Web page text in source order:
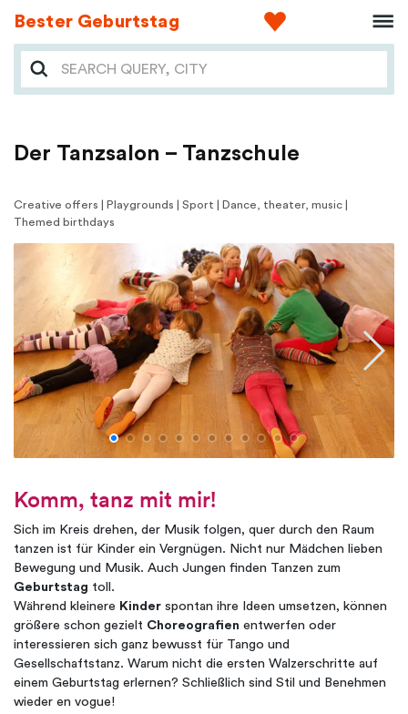
Bester Geburtstag
Der Tanzsalon – Tanzschule
Creative offers | Playgrounds | Sport | Dance, theater, music |
Themed birthdays
Komm, tanz mit mir!
Sich im Kreis drehen, der Musik folgen, quer durch den Raum
tanzen ist für Kinder ein Vergnügen. Nicht nur Mädchen lieben
Bewegung und Musik. Auch Jungen finden Tanzen zum
Geburtstag toll.
Während kleinere Kinder spontan ihre Ideen umsetzen, können
größere schon gezielt Choreografien entwerfen oder
interessieren sich ganz bewusst für Tango und
Gesellschaftstanz. Warum nicht die ersten Walzerschritte auf
einem Geburtstag erlernen? Schließlich sind Stil und Benehmen
wieder en vogue!